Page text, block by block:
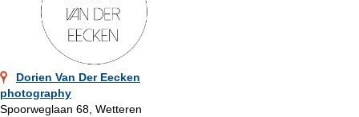
Dorien Van Der Eecken
photography
Spoorweglaan 68, Wetteren